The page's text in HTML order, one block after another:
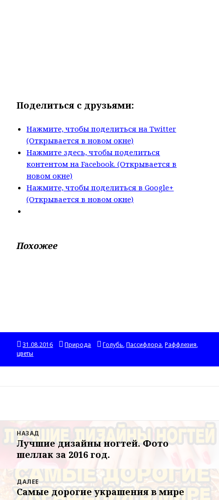
Поделиться с друзьями:
Нажмите, чтобы поделиться на Twitter
(Открывается в новом окне)
Нажмите здесь, чтобы поделиться
контентом на Facebook. (Открывается в
новом окне)
Нажмите, чтобы поделиться в Google+
(Открывается в новом окне)
Похожее
Опубликовано
31.08.2016 Рубрики
Природа Метки
Голубь,Пассифлора,Раффлезия,
цветы
Навигация
по
записям
НАЗАД
Предыдущая
запись:
Лучшие дизайны ногтей. Фото
шеллак за 2016 год.
ДАЛЕЕ
Следующая
Самые дорогие украшения в мире